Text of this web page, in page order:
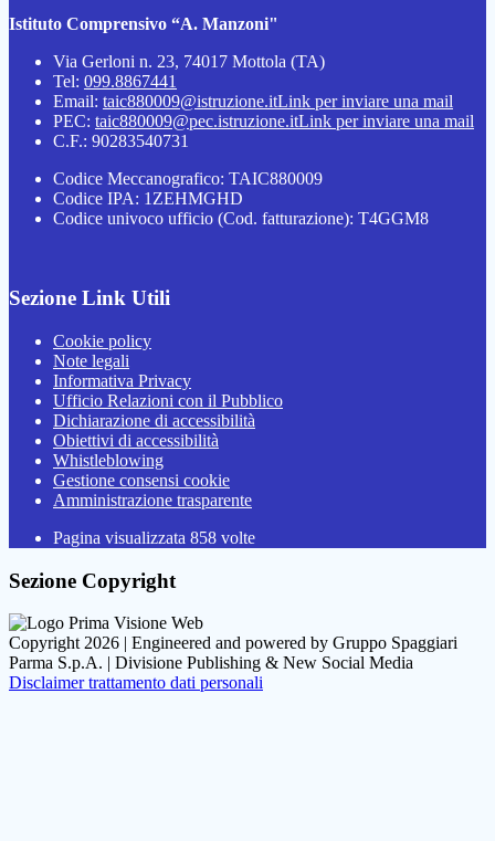
Istituto Comprensivo “A. Manzoni"
Via Gerloni n. 23, 74017 Mottola (TA)
Tel: 099.8867441
Email: taic880009@istruzione.itLink per inviare una mail
PEC: taic880009@pec.istruzione.itLink per inviare una mail
C.F.: 90283540731
Codice Meccanografico: TAIC880009
Codice IPA: 1ZEHMGHD
Codice univoco ufficio (Cod. fatturazione): T4GGM8
Sezione Link Utili
Cookie policy
Note legali
Informativa Privacy
Ufficio Relazioni con il Pubblico
Dichiarazione di accessibilità
Obiettivi di accessibilità
Whistleblowing
Gestione consensi cookie
Amministrazione trasparente
Pagina visualizzata 858 volte
Sezione Copyright
Copyright 2026 | Engineered and powered by Gruppo Spaggiari
Parma S.p.A. | Divisione Publishing & New Social Media
Disclaimer trattamento dati personali